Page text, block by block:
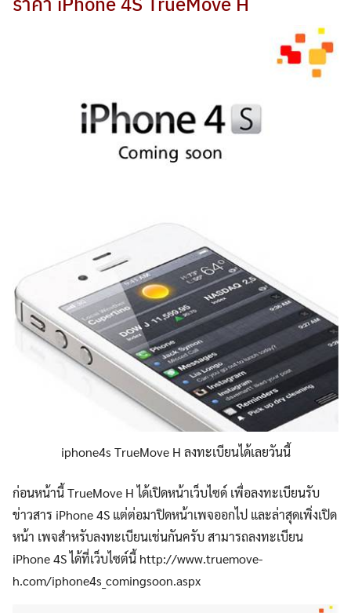
iphone4s TrueMove H ลงทะเบียนได้เลยวันนี้
ก่อนหน้านี้ TrueMove H ได้เปิดหน้าเว็บไซด์ เพื่อลงทะเบียนรับ
ข่าวสาร iPhone 4S แต่ต่อมาปิดหน้าเพจออกไป และล่าสุดเพิ่งเปิด
หน้า เพจสำหรับลงทะเบียนเช่นกันครับ สามารถลงทะเบียน
iPhone 4S ได้ที่เว็บไซต์นี้ http://www.truemove-
h.com/iphone4s_comingsoon.aspx